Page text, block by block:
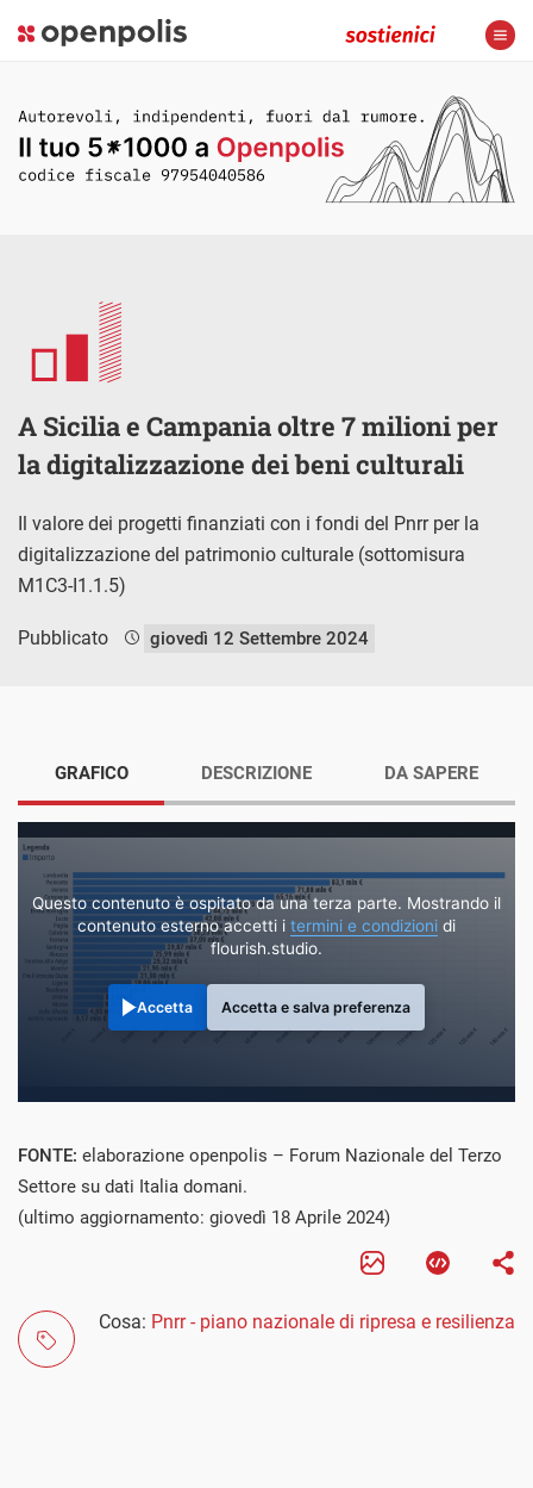
A Sicilia e Campania oltre 7 milioni per
la digitalizzazione dei beni culturali
Il valore dei progetti finanziati con i fondi del Pnrr per la
digitalizzazione del patrimonio culturale (sottomisura
M1C3-I1.1.5)
Pubblicato giovedì 12 Settembre 2024
GRAFICO
Questo contenuto è ospitato da una terza parte. Mostrando il
contenuto esterno accetti i termini e condizioni di
flourish.studio.
Accetta Accetta e salva preferenza
DESCRIZIONE DA SAPERE
FONTE: elaborazione openpolis – Forum Nazionale del Terzo
Settore su dati Italia domani.
(ultimo aggiornamento: giovedì 18 Aprile 2024)
Cosa: Pnrr - piano nazionale di ripresa e resilienza